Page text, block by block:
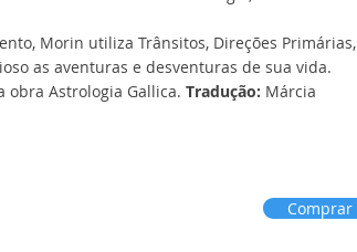
Morin utiliza Trânsitos, Direções Primárias,
as aventuras e desventuras de sua vida.
obra Astrologia Gallica. Tradução: Márcia
Comprar